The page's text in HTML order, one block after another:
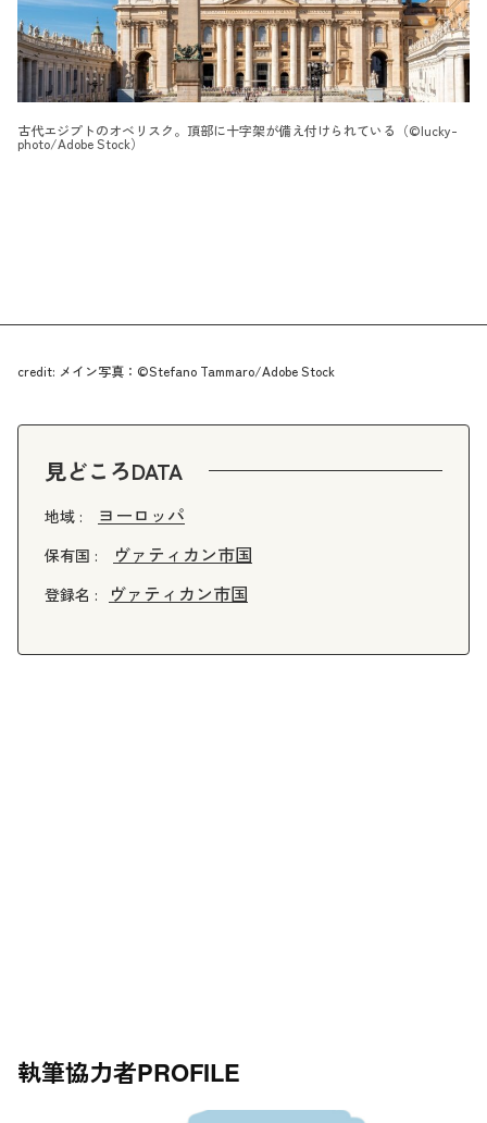
古代エジプトのオベリスク。頂部に十字架が備え付けられている（©lucky-
photo/Adobe Stock）
credit: メイン写真：©Stefano Tammaro/Adobe Stock
見どころDATA
地域 : ヨーロッパ
保有国 : ヴァティカン市国
登録名 : ヴァティカン市国
執筆協力者PROFILE